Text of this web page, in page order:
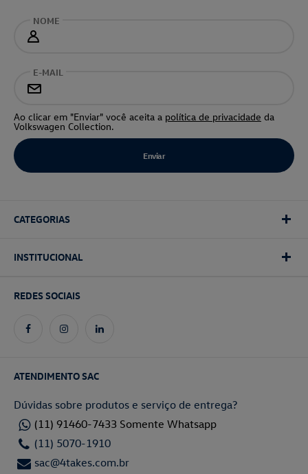
NOME
E-MAIL
Ao clicar em "Enviar" você aceita a política de privacidade da
Volkswagen Collection.
CATEGORIAS
INSTITUCIONAL
REDES SOCIAIS
ATENDIMENTO SAC
Dúvidas sobre produtos e serviço de entrega?
(11) 91460-7433 Somente Whatsapp
(11) 5070-1910
sac@4takes.com.br